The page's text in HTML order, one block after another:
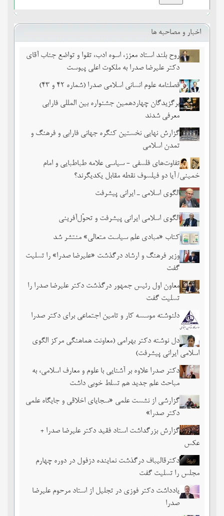
اخبار و مصاحبه ها
روح بلند استاد معزز، اسوه ادب، تقوا و تواضع جناب آقای
دکتر علیرضا صدرا به ملکوت اعلی پیوست
فصلنامه علوم انسانی اسلامی صدرا (شماره 42 و 43)
برگزیدگان چهاردهمین جشنواره بین المللی فارابی
معرفی شدند
گزارش نهایی نخستین کنگره جهانی فارابی و فرهنگ و
تمدن اسلامی
تفاوت‌های فلسفی - سیاسی علامه طباطبایی و امام
خمینی/ آیا دو فیلسوف نقطه مقابل یکدیگرند؟
الگوی اسلامی ـ ایرانی پیشرفت
الگوی اسلامی ایرانی پیشرفت و تحوّل‌آفرینی
کتاب «مبادی علم سیاست متعالی» منتشر شد
وزیر فرهنگ و ارشاد درگذشت «علیرضا صدرا» را تسلیت
گفت
معاون اول رئیس جمهور درگذشت دکتر علیرضا صدرا را
تسلیت گفت
دلنوشته موسسه کار و تامین اجتماعی برای دکتر صدرا
دل نوشته دکتر بهرامی (معاونت هماهنگی مرکز الگوی
اسلامی ایرانی پیشرفت)
دکتر صدرا علاوه بر آشنایی با علوم و معارف اسلامی، به
مباحث علم جدید هم تسلط خوبی داشت
گزارشی از نشست علمی «سجایای اخلاقی و جایگاه علمی
دکتر صدرا»
گزارش بزرگداشت استاد فقید دکتر علیرضا صدرا +
عکس
دکترقالیباف درگذشت نماینده دزفول در دوره چهارم
مجلس را تسلیت گفت
یادداشت دکتر فوزی در تجلیل از استاد مرحوم علیرضا
صدرا